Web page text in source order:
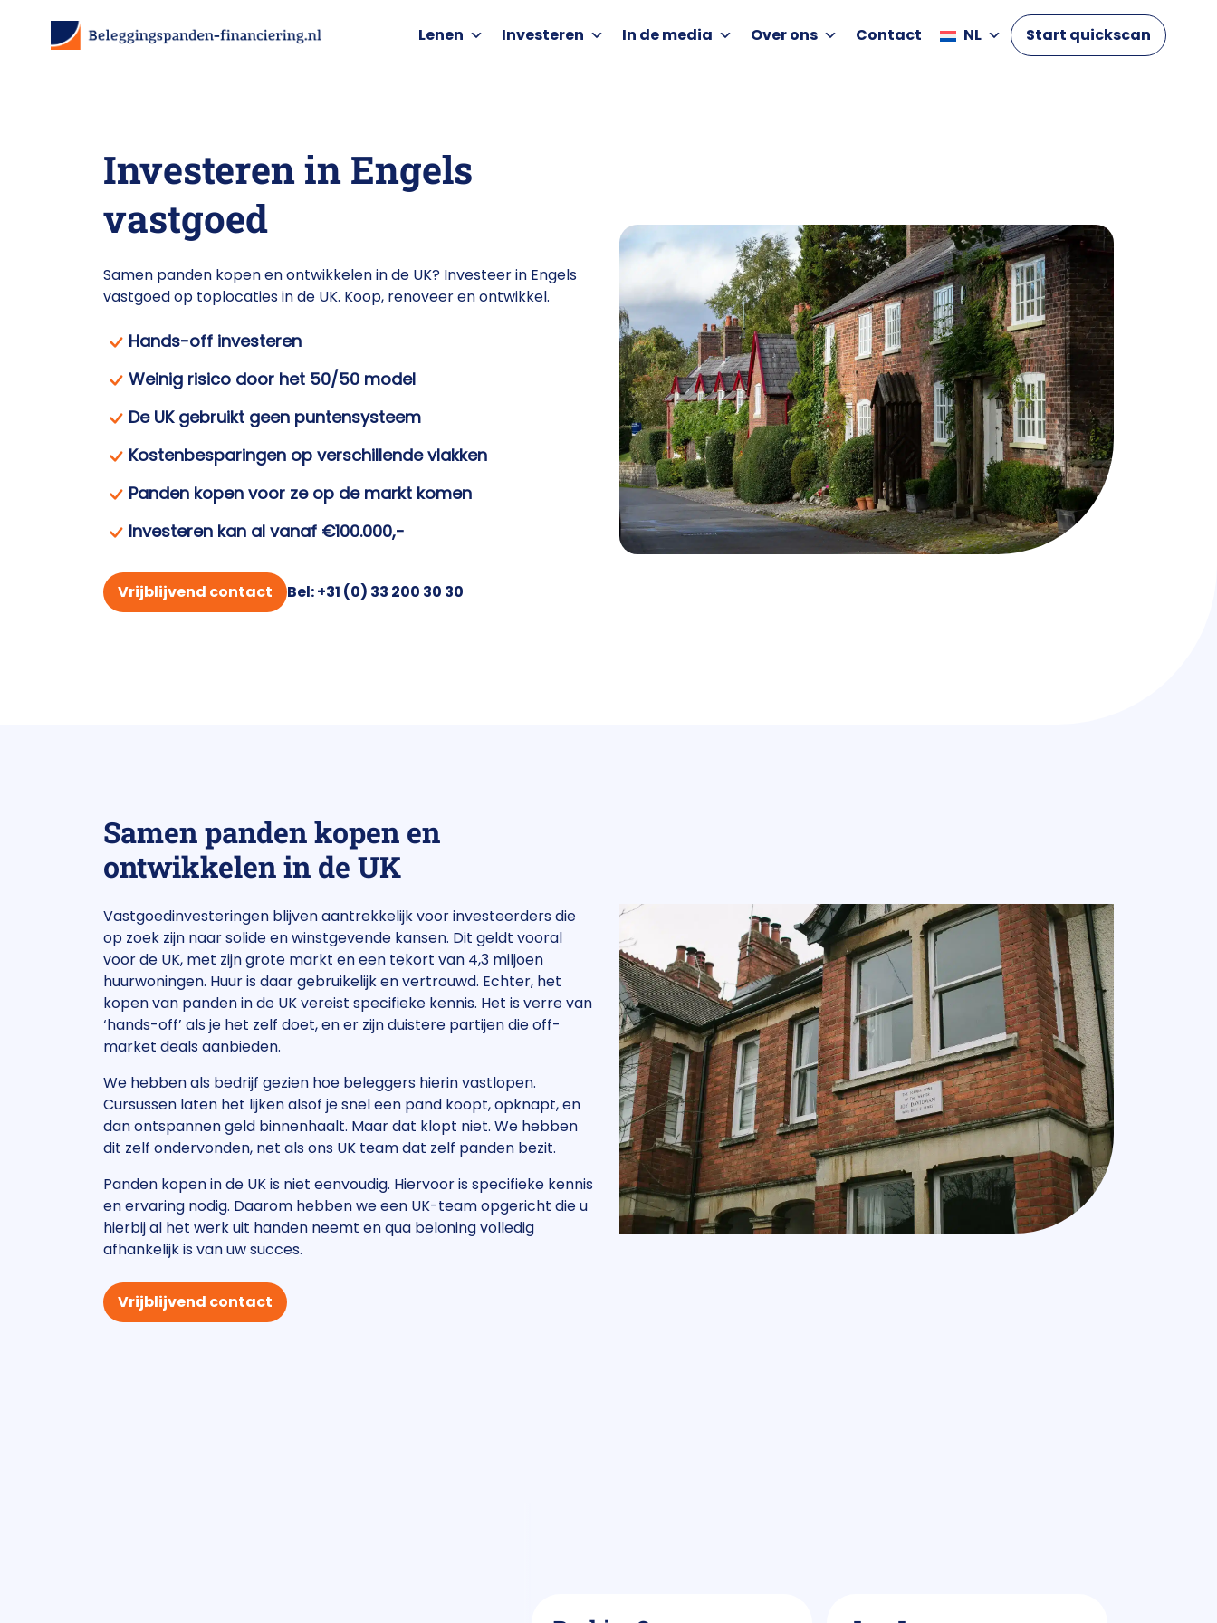
Lenen Investeren In de media Over ons Contact NL Start quickscan
Investeren in Engels
vastgoed
Samen panden kopen en ontwikkelen in de UK? Investeer in Engels
vastgoed op toplocaties in de UK. Koop, renoveer en ontwikkel.
Hands-off investeren
Weinig risico door het 50/50 model
De UK gebruikt geen puntensysteem
Kostenbesparingen op verschillende vlakken
Panden kopen voor ze op de markt komen
Investeren kan al vanaf €100.000,-
Vrijblijvend contact Bel: +31 (0) 33 200 30 30
Samen panden kopen en
ontwikkelen in de UK
Vastgoedinvesteringen blijven aantrekkelijk voor investeerders die
op zoek zijn naar solide en winstgevende kansen. Dit geldt vooral
voor de UK, met zijn grote markt en een tekort van 4,3 miljoen
huurwoningen. Huur is daar gebruikelijk en vertrouwd. Echter, het
kopen van panden in de UK vereist specifieke kennis. Het is verre van
‘hands-off’ als je het zelf doet, en er zijn duistere partijen die off-
market deals aanbieden.
We hebben als bedrijf gezien hoe beleggers hierin vastlopen.
Cursussen laten het lijken alsof je snel een pand koopt, opknapt, en
dan ontspannen geld binnenhaalt. Maar dat klopt niet. We hebben
dit zelf ondervonden, net als ons UK team dat zelf panden bezit.
Panden kopen in de UK is niet eenvoudig. Hiervoor is specifieke kennis
en ervaring nodig. Daarom hebben we een UK-team opgericht die u
hierbij al het werk uit handen neemt en qua beloning volledig
afhankelijk is van uw succes.
Vrijblijvend contact